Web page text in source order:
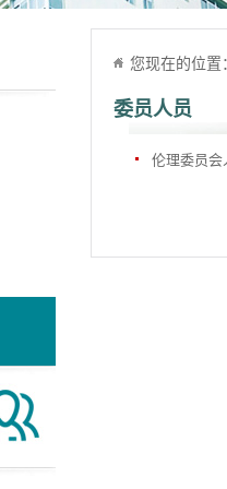
您现在的位置
委员人员
伦理委员会